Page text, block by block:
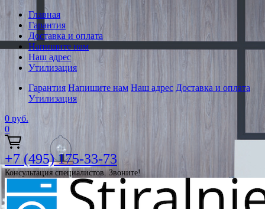
Главная
Гарантия
Доставка и оплата
Напишите нам
Наш адрес
Утилизация
Гарантия Напишите нам Наш адрес Доставка и оплата
Утилизация
0 руб.
0
+7 (495) 175-33-73
Консультация специалистов. Звоните!